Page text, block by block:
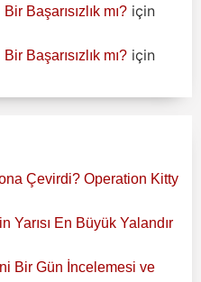
Başarısızlık mı? için
Başarısızlık mı? için
Çevirdi? Operation Kitty
Yarısı En Büyük Yalandır
Bir Gün İncelemesi ve